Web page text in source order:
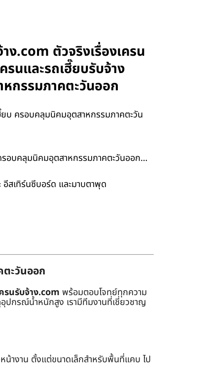
.com ตัวจริงเรื่องเครน
นและรถเฮี๊ยบรับจ้าง
กรรมภาคตะวันออก
บ ครอบคลุมนิคมอุตสาหกรรมภาคตะวัน
รอบคลุมนิคมอุตสาหกรรมภาคตะวันออก…
สเทิร์นซีบอร์ด และมาบตาพุด
ะวันออก
รนรับจ้าง.com พร้อมตอบโจทย์ทุกความ
ปกรณ์น้ำหนักสูง เรามีทีมงานที่เชี่ยวชาญ
น้างาน ตั้งแต่ขนาดเล็กสำหรับพื้นที่แคบ ไป